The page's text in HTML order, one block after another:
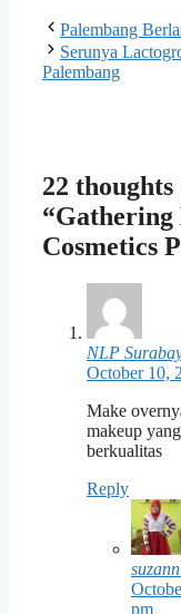
Palembang
Serunya
Palembang
22 thoughts
Cosmetics
NLP
October 10,
Make
makeup
berkualitas
Reply
pm